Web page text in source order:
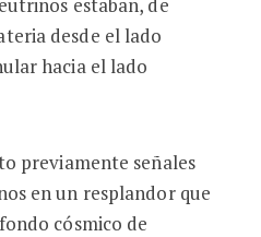
desde el lado
hacia el lado
previamente señales
en un resplandor que
cósmico de